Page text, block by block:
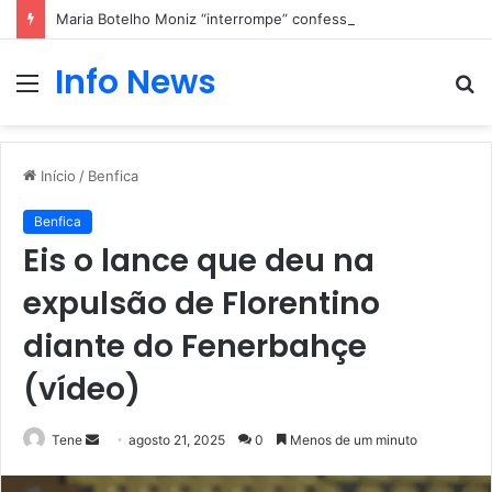
Maria Botelho Moniz “interrompe” confessionário
Menu
Info News
Início / Benfica
Benfica
Eis o lance que deu na
expulsão de Florentino
diante do Fenerbahçe
(vídeo)
Tene
Mandeagosto 21, 2025 0 Menos de um minuto